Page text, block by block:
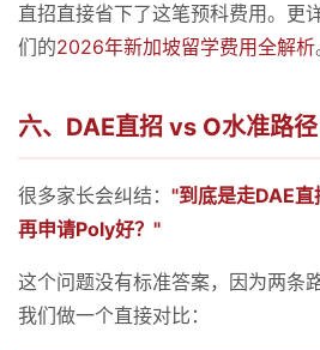
直招直接省下了这笔预科费用。更
们的2026年新加坡留学费用全解析
六、DAE直招 vs O水准路径
很多家长会纠结： "到底是走DAE
再申请Poly好？"
这个问题没有标准答案，因为两条
我们做一个直接对比：